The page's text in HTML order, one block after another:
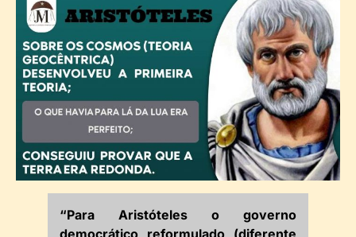
“Para Aristóteles o governo
democrático reformulado (diferente